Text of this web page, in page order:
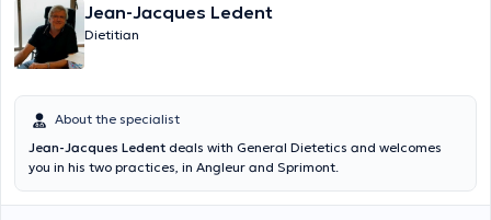
Jean-Jacques Ledent
Dietitian
About the specialist
Jean-Jacques Ledent deals with General Dietetics and welcomes
you in his two practices, in Angleur and Sprimont.